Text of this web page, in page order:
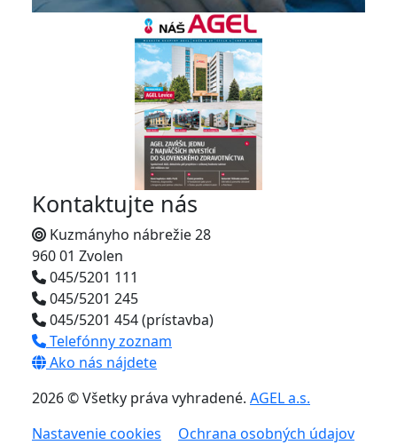
Kontaktujte nás
Kuzmányho nábrežie 28
960 01 Zvolen
045/5201 111
045/5201 245
045/5201 454 (prístavba)
Telefónny zoznam
Ako nás nájdete
2026 © Všetky práva vyhradené. AGEL a.s.
Nastavenie cookies
Ochrana osobných údajov